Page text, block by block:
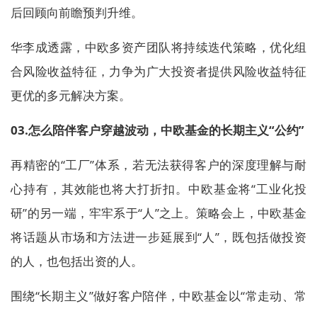
后回顾向前瞻预判升维。
华李成透露，中欧多资产团队将持续迭代策略，优化组
合风险收益特征，力争为广大投资者提供风险收益特征
更优的多元解决方案。
03.怎么陪伴客户穿越波动，中欧基金的长期主义“公约”
再精密的“工厂”体系，若无法获得客户的深度理解与耐
心持有，其效能也将大打折扣。中欧基金将“工业化投
研”的另一端，牢牢系于“人”之上。策略会上，中欧基金
将话题从市场和方法进一步延展到“人”，既包括做投资
的人，也包括出资的人。
围绕“长期主义”做好客户陪伴，中欧基金以“常走动、常